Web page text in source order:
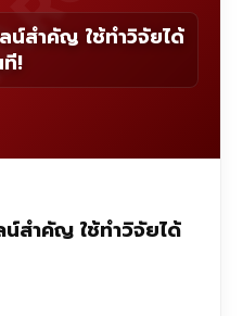
น์สำคัญ ใช้ทำวิจัยได้
!
สำคัญ ใช้ทำวิจัยได้